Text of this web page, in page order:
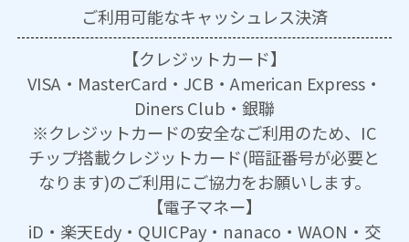
ご利用可能なキャッシュレス決済
【クレジットカード】
VISA・MasterCard・JCB・American Express・
Diners Club・銀聯
※クレジットカードの安全なご利用のため、IC
チップ搭載クレジットカード(暗証番号が必要と
なります)のご利用にご協力をお願いします。
【電子マネー】
iD・楽天Edy・QUICPay・nanaco・WAON・交